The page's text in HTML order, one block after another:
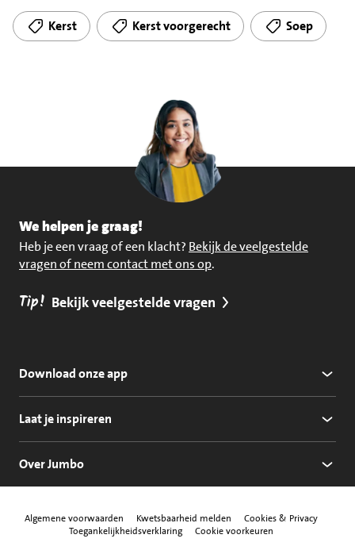
Kerst Kerst voorgerecht Soep
We helpen je graag!
Heb je een vraag of een klacht? Bekijk de veelgestelde
vragen of neem contact met ons op.
Tip! Bekijk veelgestelde vragen
Download onze app
Laat je inspireren
Over Jumbo
Algemene voorwaarden Kwetsbaarheid melden
Cookies & Privacy
Toegankelijkheidsverklaring
Cookie voorkeuren